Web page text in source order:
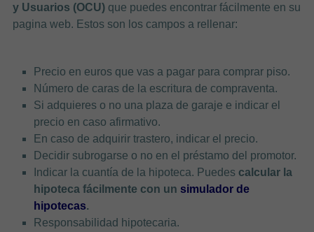
y Usuarios (OCU)que puedes encontrar fácilmente en su
pagina web. Estos son los campos a rellenar:
Precio en euros que vas a pagar para comprar piso.
Número de caras de la escritura de compraventa.
Si adquieres o no una plaza de garaje e indicar el
precio en caso afirmativo.
En caso de adquirir trastero, indicar el precio.
Decidir subrogarse o no en el préstamo del promotor.
Indicar la cuantía de la hipoteca. Puedes calcular la
hipoteca fácilmente con un simulador de
hipotecas.
Responsabilidad hipotecaria.